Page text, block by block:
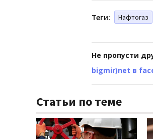
Теги: Нафтогаз
Не пропусти
bigmir)net в
Статьи по теме